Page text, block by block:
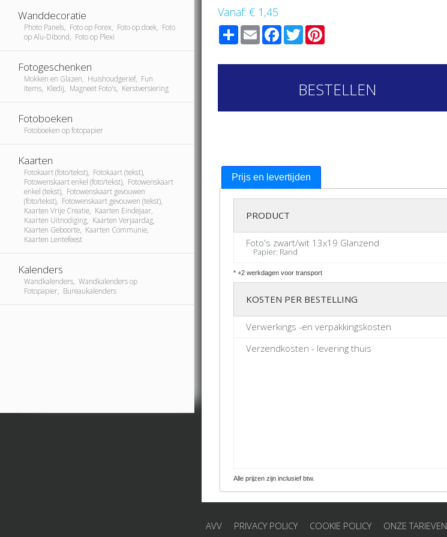
Wanddecoratie
Photo Panels, Foto op Forex, Foto op doek, Foto
op Alu-Dibond, Foto op Plexi
Fotogeschenken
Mokken en Glazen, Huishoudgerief, Fun
Items, Kledij, Magneet Foto's, Kerstversiering
Fotoboeken
Fotoboeken op fotopapier
Kaarten
Fotokaart (foto/tekst), Fotokaart (tekst),
Fotowenskaart enkel (foto/tekst), Fotowenskaart
enkel (tekst), Fotowenskaart gevouwen
(foto/tekst), Fotowenskaart gevouwen (tekst),
Kaarten Vrije Creatie, Kaarten Eindejaar,
Kaarten Uitnodiging, Kaarten Verjaardag,
Kaarten Geboorte, Kaarten Communie,
Kaarten Lentefeest
Kalenders
Wandkalenders, Wandkalenders op
Fotopapier, Bureaukalenders
Vanaf: € 1,45
ShareEmailFacebook
TwitterPinterest
BESTELLEN
Prijs en levertijden
PRODUCT
Foto's zwart/wit 13x19 Glanzend
Papier: Rand
* +2 werkdagen voor transport
KOSTEN PER BESTELLING
Verwerkings -en verpakkingskosten
Verzendkosten - levering thuis
Alle prijzen zijn inclusief btw.
AVV PRIVACY POLICY COOKIE POLICY ONZE TARIEVEN